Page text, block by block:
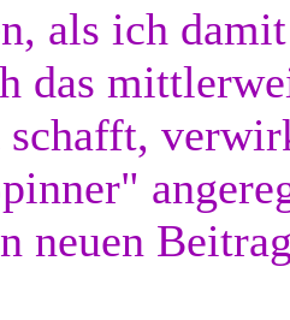
als ich
das
neuen